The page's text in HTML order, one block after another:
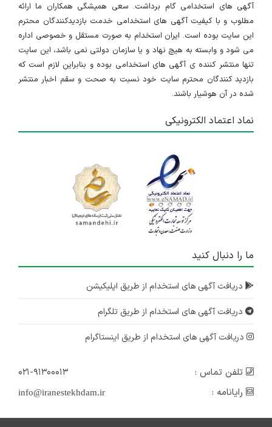
آگهی های استخدامی گام برداشت. سعی همیشگی همکاران ما ارائه
مطلوب و با کیفیت آگهی های استخدامی خدمت بازدیدکنندگان محترم
این سایت بوده است. ایران استخدام به صورت مستقل و خصوصی اداره
می شود و وابسته به هیچ نهاد و یا سازمان دولتی نمی باشد، این سایت
تنها منتشر کننده ی آگهی های استخدامی بوده و بنابراین لازم است که
بازدید کنندگان محترم سایت خود نسبت به صحت و سقم اخبار منتشر
شده در آن هوشیار باشند.
نماد اعتماد الکترونیکی
ما را دنبال کنید
دریافت آگهی های استخدام از طریق اپلیکیشن
دریافت آگهی های استخدام از طریق تلگرام
دریافت آگهی های استخدام از طریق اینستاگرام
تلفن تماس :
۰۲۱-۹۱۳۰۰۰۱۳
رایانامه :
info@iranestekhdam.ir